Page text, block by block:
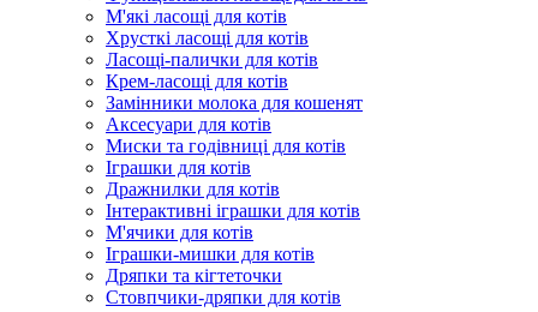
М'які ласощі для котів
Хрусткі ласощі для котів
Ласощі-палички для котів
Крем-ласощі для котів
Замінники молока для кошенят
Аксесуари для котів
Миски та годівниці для котів
Іграшки для котів
Дражнилки для котів
Інтерактивні іграшки для котів
М'ячики для котів
Іграшки-мишки для котів
Дряпки та кігтеточки
Стовпчики-дряпки для котів